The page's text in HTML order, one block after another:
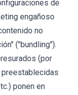
de
engañoso
no
("bundling").
(por
ponen en